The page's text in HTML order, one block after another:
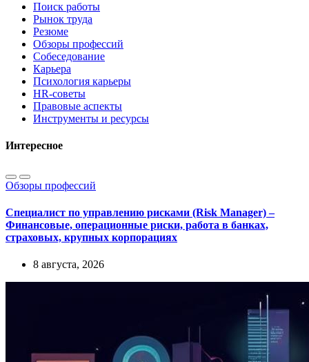
Поиск работы
Рынок труда
Резюме
Обзоры профессий
Собеседование
Карьера
Психология карьеры
HR-советы
Правовые аспекты
Инструменты и ресурсы
Интересное
Обзоры профессий
Специалист по управлению рисками (Risk Manager) –
Финансовые, операционные риски, работа в банках,
страховых, крупных корпорациях
8 августа, 2026